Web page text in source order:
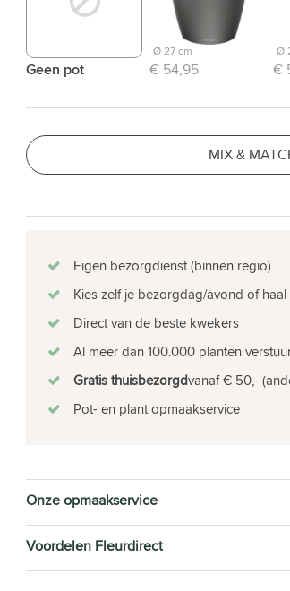
Geen pot € 54,95
Ø 27 cm
€
Ø
MIX &
Eigen bezorgdienst (binnen regio)
Kies zelf je bezorgdag/avond of
Direct van de beste kwekers
Al meer dan 100.000 planten
Gratis thuisbezorgdvanaf € 50,-
Pot- en plant opmaakservice
Onze opmaakservice
Voordelen Fleurdirect